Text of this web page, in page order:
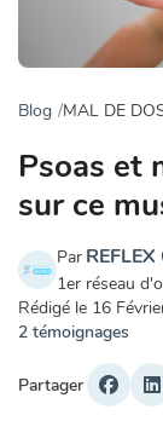
Blog MAL DE
Psoas et
sur ce
Par REFLEX
1er réseau
Rédigé le 16
2 témoignages
Partager